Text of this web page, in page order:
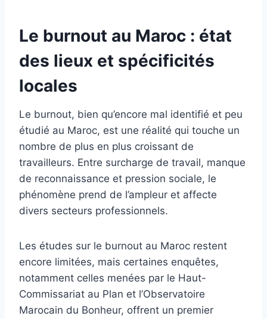
Le burnout au Maroc : état
des lieux et spécificités
locales
Le burnout, bien qu’encore mal identifié et peu
étudié au Maroc, est une réalité qui touche un
nombre de plus en plus croissant de
travailleurs. Entre surcharge de travail, manque
de reconnaissance et pression sociale, le
phénomène prend de l’ampleur et affecte
divers secteurs professionnels.
Les études sur le burnout au Maroc restent
encore limitées, mais certaines enquêtes,
notamment celles menées par le Haut-
Commissariat au Plan et l’Observatoire
Marocain du Bonheur, offrent un premier